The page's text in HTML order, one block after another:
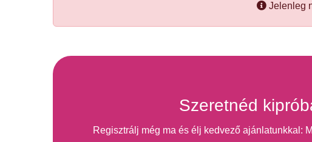
Jelenleg
Szeretnéd
Regisztrálj még ma és élj kedvező ajánlatunkkal: